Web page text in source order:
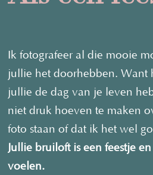
Ik fotografeer al die mooie
jullie het doorhebben. Want
jullie de dag van je leven
niet druk hoeven te maken
foto staan of dat ik het wel
Jullie bruiloft is een feestje
voelen.